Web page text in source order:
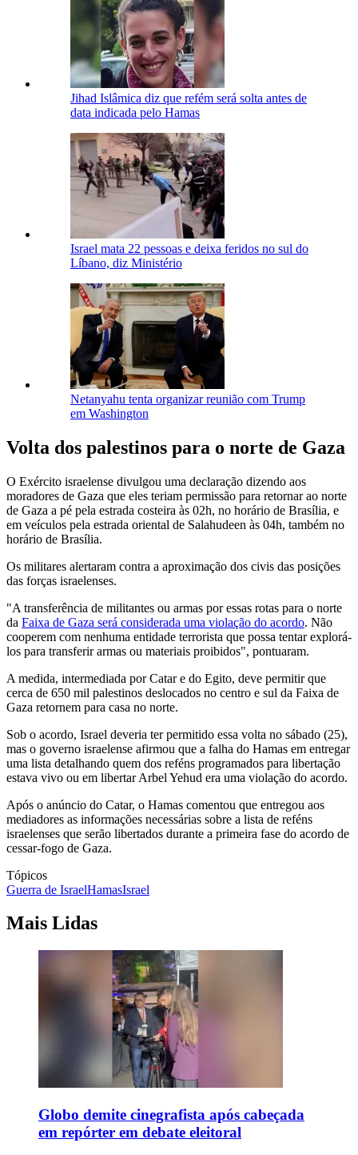
Jihad Islâmica diz que refém será solta antes de
data indicada pelo Hamas
Israel mata 22 pessoas e deixa feridos no sul do
Líbano, diz Ministério
Netanyahu tenta organizar reunião com Trump
em Washington
Volta dos palestinos para o norte de Gaza
O Exército israelense divulgou uma declaração dizendo aos
moradores de Gaza que eles teriam permissão para retornar ao norte
de Gaza a pé pela estrada costeira às 02h, no horário de Brasília, e
em veículos pela estrada oriental de Salahudeen às 04h, também no
horário de Brasília.
Os militares alertaram contra a aproximação dos civis das posições
das forças israelenses.
"A transferência de militantes ou armas por essas rotas para o norte
da Faixa de Gaza será considerada uma violação do acordo. Não
cooperem com nenhuma entidade terrorista que possa tentar explorá-
los para transferir armas ou materiais proibidos", pontuaram.
A medida, intermediada por Catar e do Egito, deve permitir que
cerca de 650 mil palestinos deslocados no centro e sul da Faixa de
Gaza retornem para casa no norte.
Sob o acordo, Israel deveria ter permitido essa volta no sábado (25),
mas o governo israelense afirmou que a falha do Hamas em entregar
uma lista detalhando quem dos reféns programados para libertação
estava vivo ou em libertar Arbel Yehud era uma violação do acordo.
Após o anúncio do Catar, o Hamas comentou que entregou aos
mediadores as informações necessárias sobre a lista de reféns
israelenses que serão libertados durante a primeira fase do acordo de
cessar-fogo de Gaza.
Tópicos
Guerra de IsraelHamasIsrael
Mais Lidas
Globo demite cinegrafista após cabeçada
em repórter em debate eleitoral